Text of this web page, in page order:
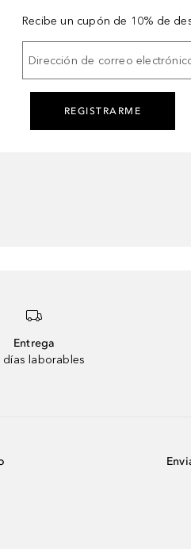
Recibe un cupón de 10% de
Dirección de correo
REGISTRARME
Entrega
días laborables